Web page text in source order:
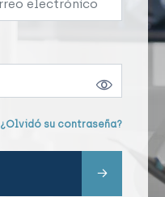
¿Olvidó su contraseña?